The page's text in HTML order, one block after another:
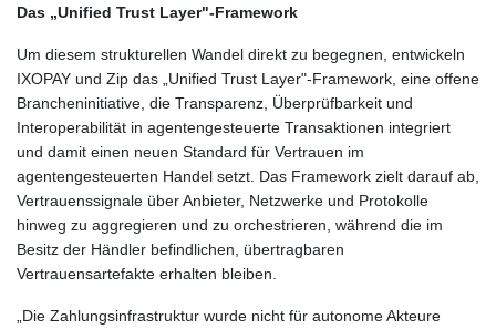
Das „Unified Trust Layer"-Framework
Um diesem strukturellen Wandel direkt zu begegnen, entwickeln
IXOPAY und Zip das „Unified Trust Layer"-Framework, eine offene
Brancheninitiative, die Transparenz, Überprüfbarkeit und
Interoperabilität in agentengesteuerte Transaktionen integriert
und damit einen neuen Standard für Vertrauen im
agentengesteuerten Handel setzt. Das Framework zielt darauf ab,
Vertrauenssignale über Anbieter, Netzwerke und Protokolle
hinweg zu aggregieren und zu orchestrieren, während die im
Besitz der Händler befindlichen, übertragbaren
Vertrauensartefakte erhalten bleiben.
„Die Zahlungsinfrastruktur wurde nicht für autonome Akteure